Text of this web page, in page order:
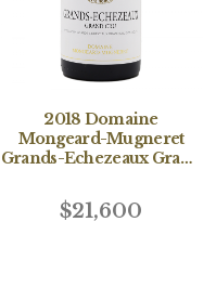
2018 Domaine
Mongeard-Mugneret
Grands-Echezeaux Grand
$21,600